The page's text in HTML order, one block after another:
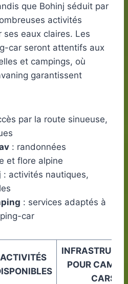
que Bohinj séduit par
activités
eaux claires. Les
car seront attentifs aux
et campings, où
garantissent
par la route sinueuse,
: randonnées
et flore alpine
: activités nautiques,
: services adaptés à
car
ACTIVITÉS
POUR
CARS